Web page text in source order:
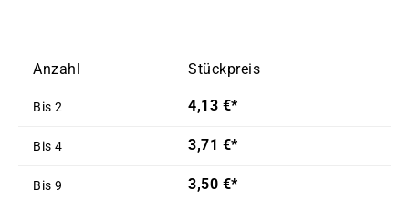
Anzahl Stückpreis
Bis 2 4,13 €*
Bis 4 3,71 €*
Bis 9 3,50 €*